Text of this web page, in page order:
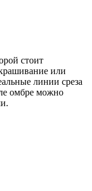
стоит
или
линии среза
омбре можно